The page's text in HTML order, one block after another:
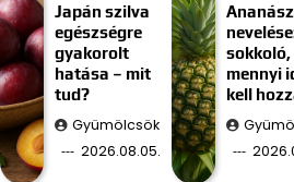
Japán szilva
egészségre
gyakorolt
hatása – mit
tud?
Gyümölcsök
2026.08.05.
Ananász
sokkoló,
mennyi
kell